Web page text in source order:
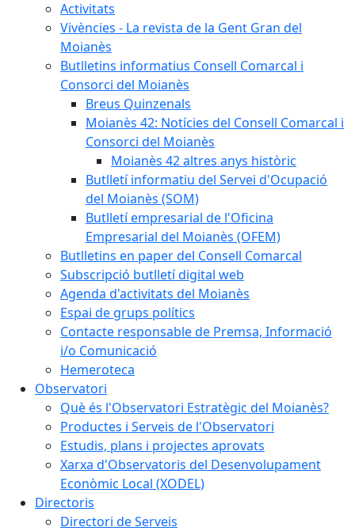
Activitats
Vivències - La revista de la Gent Gran del
Moianès
Butlletins informatius Consell Comarcal i
Consorci del Moianès
Breus Quinzenals
Moianès 42: Notícies del Consell Comarcal i
Consorci del Moianès
Moianès 42 altres anys històric
Butlletí informatiu del Servei d'Ocupació
del Moianès (SOM)
Butlletí empresarial de l'Oficina
Empresarial del Moianès (OFEM)
Butlletins en paper del Consell Comarcal
Subscripció butlletí digital web
Agenda d'activitats del Moianès
Espai de grups polítics
Contacte responsable de Premsa, Informació
i/o Comunicació
Hemeroteca
Observatori
Què és l'Observatori Estratègic del Moianès?
Productes i Serveis de l'Observatori
Estudis, plans i projectes aprovats
Xarxa d'Observatoris del Desenvolupament
Econòmic Local (XODEL)
Directoris
Directori de Serveis